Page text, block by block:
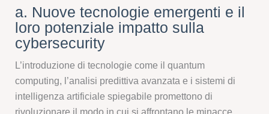
a. Nuove tecnologie emergenti e il
loro potenziale impatto sulla
cybersecurity
L’introduzione di tecnologie come il quantum
computing, l’analisi predittiva avanzata e i sistemi di
intelligenza artificiale spiegabile promettono di
rivoluzionare il modo in cui si affrontano le minacce